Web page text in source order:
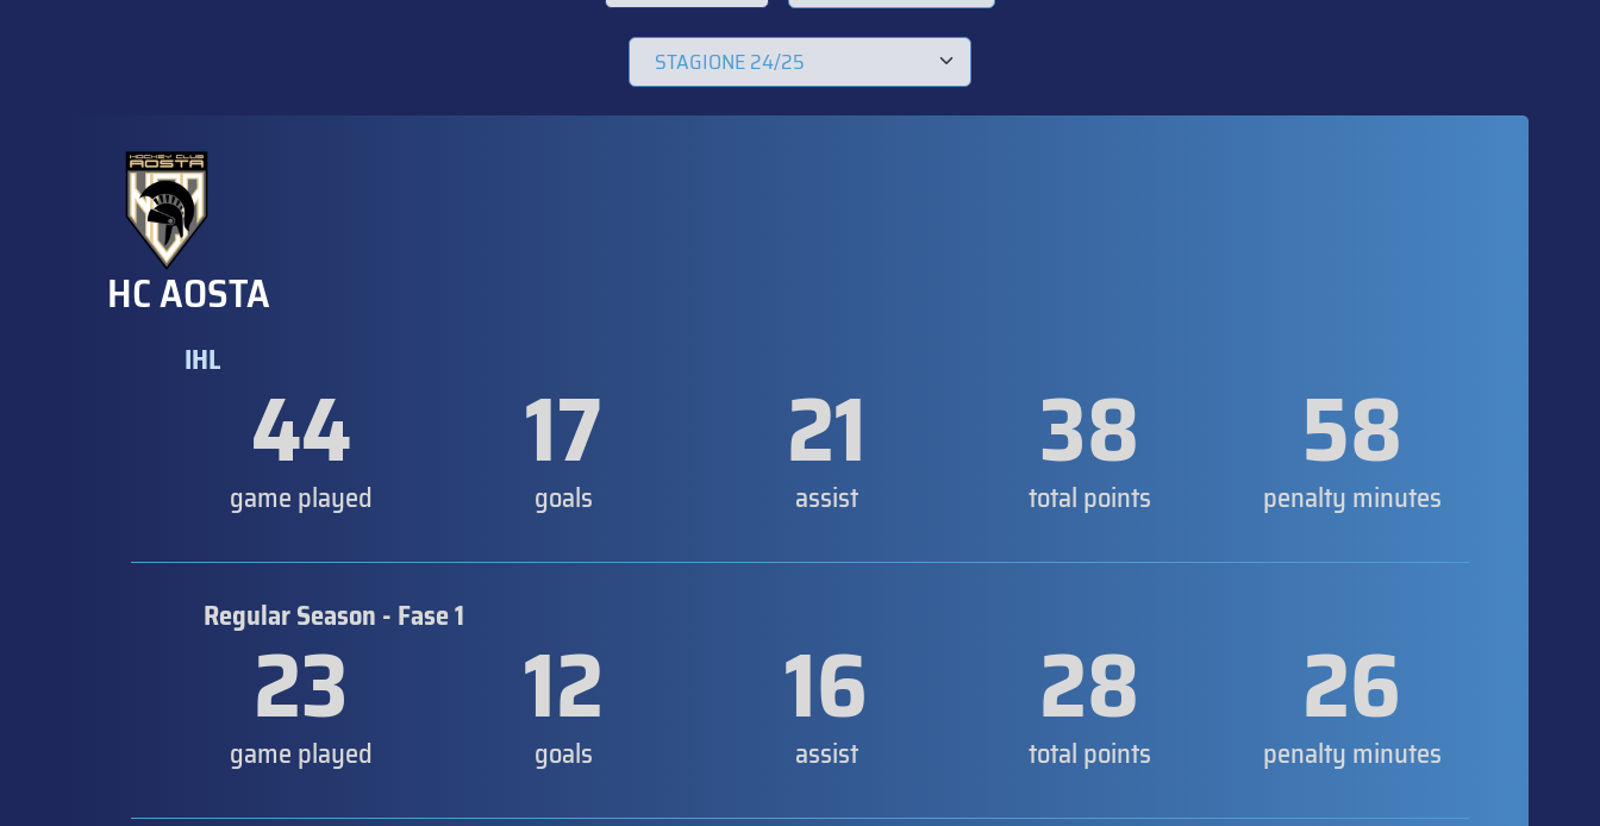
HC AOSTA
IHL 44
game played 17
goals 21
assist 38
total points 58
penalty minutes
Regular Season - Fase 1
23
game played 12
goals 16
assist 28
total points 26
penalty minutes